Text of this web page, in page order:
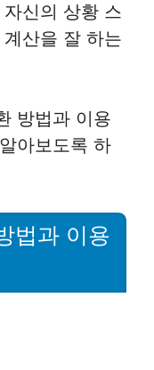
신의 상황 스
산을 잘 하는
방법과 이용
아보도록 하
법과 이용